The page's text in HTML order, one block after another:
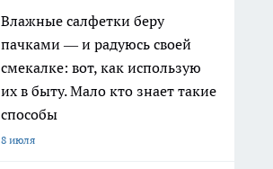
Влажные салфетки беру
пачками — и радуюсь своей
смекалке: вот, как использую
их в быту. Мало кто знает такие
способы
8 июля